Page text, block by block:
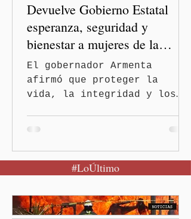
Devuelve Gobierno Estatal
esperanza, seguridad y
bienestar a mujeres de la
periferia urbana
El gobernador Armenta
afirmó que proteger la
vida, la integridad y los
Puebla, Pue.-Cuando una
mujer encuentra un lugar
también recupera la
esperanza de vivir sin
#LoÚltimo